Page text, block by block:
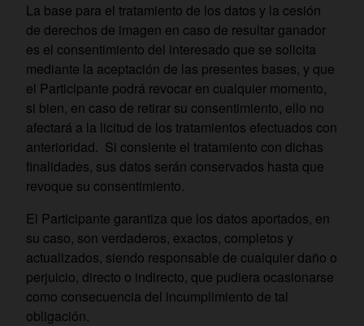
La base para el tratamiento de los datos y la cesión
de derechos de imagen en caso de resultar ganador
es el consentimiento del interesado que se solicita
mediante la aceptación de las presentes bases, y que
el Participante podrá revocar en cualquier momento,
si bien, en caso de retirar su consentimiento, ello no
afectará a la licitud de los tratamientos efectuados con
anterioridad. Si consiente el tratamiento con dichas
finalidades, sus datos serán conservados hasta que
revoque su consentimiento.
El Participante garantiza que los datos aportados, en
su caso, son verdaderos, exactos, completos y
actualizados, siendo responsable de cualquier daño o
perjuicio, directo o indirecto, que pudiera ocasionarse
como consecuencia del incumplimiento de tal
obligación.